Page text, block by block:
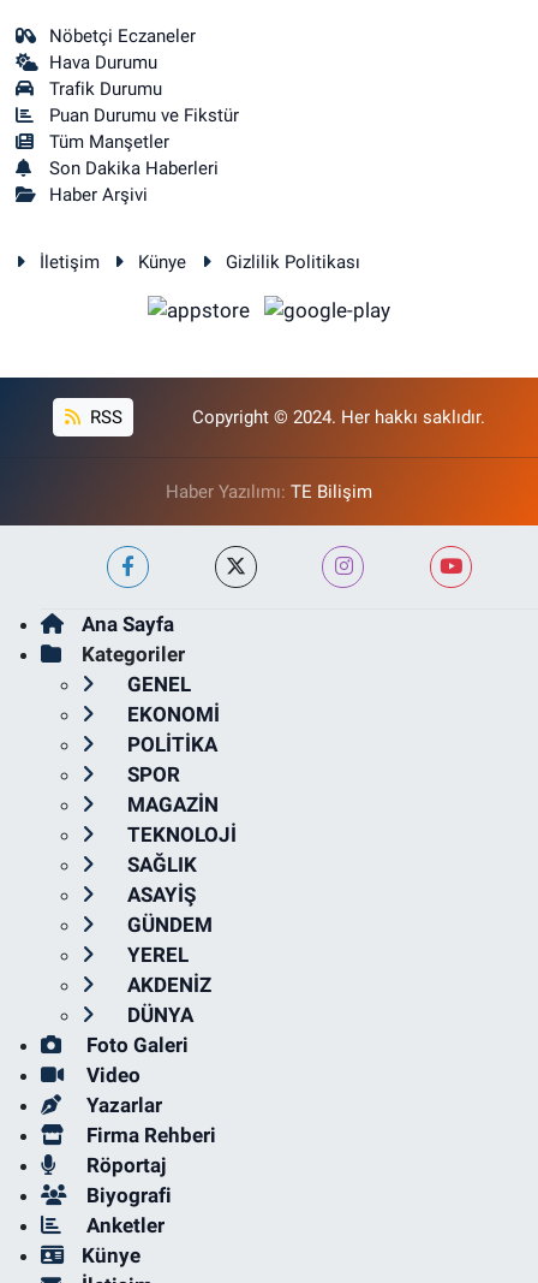
Nöbetçi Eczaneler
Hava Durumu
Trafik Durumu
Puan Durumu ve Fikstür
Tüm Manşetler
Son Dakika Haberleri
Haber Arşivi
İletişim Künye Gizlilik Politikası
RSS Copyright © 2024. Her hakkı saklıdır.
Haber Yazılımı: TE Bilişim
Ana Sayfa
Kategoriler
GENEL
EKONOMİ
POLİTİKA
SPOR
MAGAZİN
TEKNOLOJİ
SAĞLIK
ASAYİŞ
GÜNDEM
YEREL
AKDENİZ
DÜNYA
Foto Galeri
Video
Yazarlar
Firma Rehberi
Röportaj
Biyografi
Anketler
Künye